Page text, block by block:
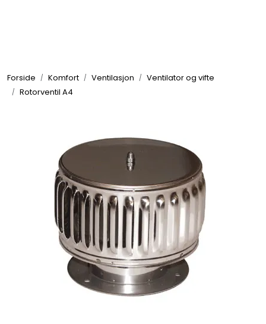
Forside Komfort Ventilasjon
Ventilator og vifte
Rotorventil A4
Elektrisk
Komfort
Motor/Styring
Fortøyning